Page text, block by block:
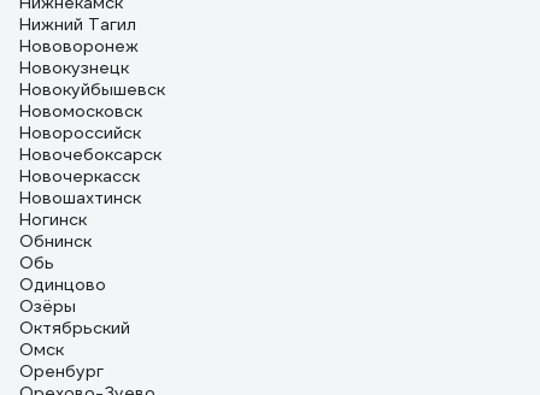
Нижний Тагил
Нововоронеж
Новокузнецк
Новокуйбышевск
Новомосковск
Новороссийск
Новочебоксарск
Новочеркасск
Новошахтинск
Ногинск
Обнинск
Обь
Одинцово
Озёры
Октябрьский
Омск
Оренбург